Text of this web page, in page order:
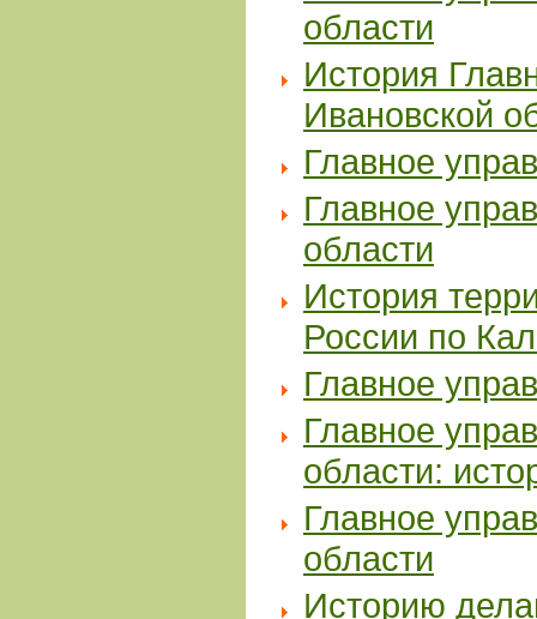
области
История
Ивановской
Главное
Главное
области
История
России по
Главное
Главное
области:
Главное
области
Историю